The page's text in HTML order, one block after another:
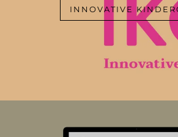
INNOVATIVE